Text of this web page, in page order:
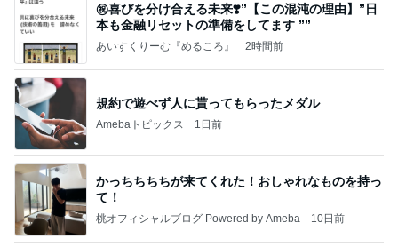
㊗️喜びを分け合える未来❣️”【この混沌の理由】”⽇
本も⾦融リセットの準備をしてます ””
あいすくりーむ『めるころ』 2時間前
規約で遊べず人に貰ってもらったメダル
Amebaトピックス 1日前
かっちちちちが来てくれた！おしゃれなものを持っ
て！
桃オフィシャルブログ Powered by Ameba 10日前